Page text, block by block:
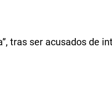
tras ser acusados de